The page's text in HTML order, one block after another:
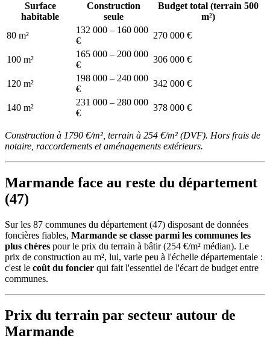
Surface
habitable
Construction
seule
Budget total (terrain 500
m²)
80 m²
132 000 – 160 000
€
270 000 €
100 m²
165 000 – 200 000
€
306 000 €
120 m²
198 000 – 240 000
€
342 000 €
140 m²
231 000 – 280 000
€
378 000 €
Construction à 1790 €/m², terrain à 254 €/m² (DVF). Hors frais de
notaire, raccordements et aménagements extérieurs.
Marmande face au reste du département
(47)
Sur les 87 communes du département (47) disposant de données
foncières fiables, Marmande se classe parmi les communes les
plus chères pour le prix du terrain à bâtir (254 €/m² médian). Le
prix de construction au m², lui, varie peu à l'échelle départementale :
c'est le coût du foncier qui fait l'essentiel de l'écart de budget entre
communes.
Prix du terrain par secteur autour de
Marmande